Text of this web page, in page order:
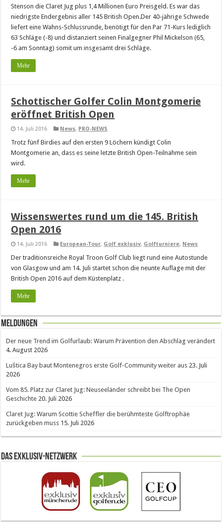
Stenson die Claret Jug plus 1,4 Millionen Euro Preisgeld. Es war das
niedrigste Endergebnis aller 145 British Open.Der 40-jährige Schwede
liefert eine Wahns-Schlussrunde, benötigt für den Par 71-Kurs lediglich
63 Schläge (-8) und distanziert seinen Finalgegner Phil Mickelson (65,
-6 am Sonntag) somit um insgesamt drei Schläge.
Mehr
Schottischer Golfer Colin Montgomerie
eröffnet British Open
14. Juli 2016 News, PRO-NEWS
Trotz fünf Birdies auf den ersten 9 Löchern kündigt Colin
Montgomerie an, dass es seine letzte British Open-Teilnahme sein
wird.
Mehr
Wissenswertes rund um die 145. British
Open 2016
14. Juli 2016 European-Tour, Golf exklusiv, Golfturniere, News
Der traditionsreiche Royal Troon Golf Club liegt rund eine Autostunde
von Glasgow und am 14. Juli startet schon die neunte Auflage mit der
British Open 2016 auf dem Küstenplatz .
Mehr
Meldungen
Der neue Trend im Golfurlaub: Warum Prävention den Abschlag verändert
4. August 2026
Luštica Bay baut Montenegros erste Golf-Community weiter aus 23. Juli
2026
Vom 85. Platz zur Claret Jug: Neuseeländer schreibt bei The Open
Geschichte 20. Juli 2026
Claret Jug: Warum Scottie Scheffler die berühmteste Golftrophäe
zurückgeben muss 15. Juli 2026
Das Exklusiv-Netzwerk